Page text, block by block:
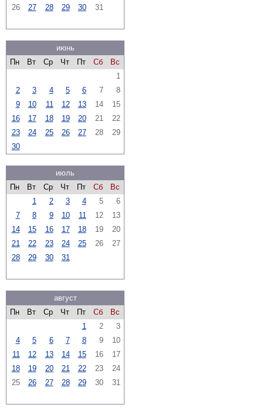
26
27 28 29 30 31
июнь
Пн
Вт Ср Чт Пт Сб
Вс
1
2
3 4 5 6 7
8
9
10 11 12 13 14
15
16
17 18 19 20 21
22
23
24 25 26 27 28
29
30
июль
Пн
Вт Ср Чт Пт Сб
Вс
1
2 3 4 5
6
7
8 9 10 11 12
13
14
15 16 17 18 19
20
21
22 23 24 25 26
27
28
29 30 31
август
Пн
Вт Ср Чт Пт Сб
Вс
1
2
3
4
5 6 7 8 9
10
11
12 13 14 15 16
17
18
19 20 21 22 23
24
25
26 27 28 29 30 31